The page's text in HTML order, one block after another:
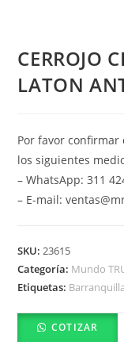
CERROJO
LATON
Por favor
los siguientes
– WhatsApp: 311
– E-mail:
SKU:23615
Categoría: Mundo
Etiquetas: Barranquilla
COTIZAR